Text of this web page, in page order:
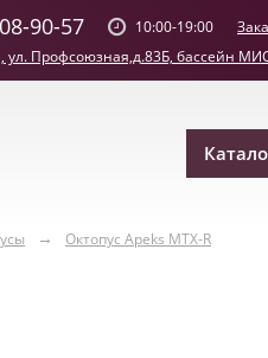
90-57 10:00-19:00
ул. Профсоюзная,д.83Б, бассейн
Октопус Apeks MTX-R